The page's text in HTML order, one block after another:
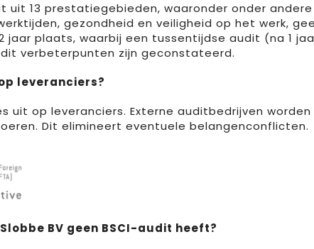
uit 13 prestatiegebieden, waaronder onder
gezondheid en veiligheid op het werk,
jaar plaats, waarbij een tussentijdse audit (na 1
verbeterpunten zijn geconstateerd.
leveranciers?
uit op leveranciers. Externe auditbedrijven
Dit elimineert eventuele belangenconflicten.
BV geen BSCI-audit heeft?